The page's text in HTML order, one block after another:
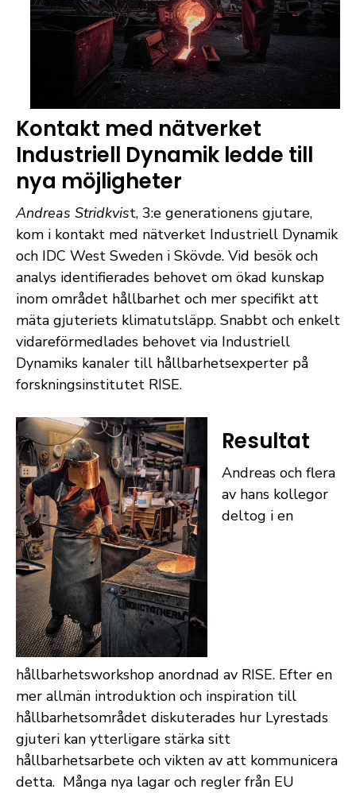
Kontakt med nätverket
Industriell Dynamik ledde till
nya möjligheter
Andreas Stridkvist, 3:e generationens gjutare,
kom i kontakt med nätverket Industriell Dynamik
och IDC West Sweden i Skövde. Vid besök och
analys identifierades behovet om ökad kunskap
inom området hållbarhet och mer specifikt att
mäta gjuteriets klimatutsläpp. Snabbt och enkelt
vidareförmedlades behovet via Industriell
Dynamiks kanaler till hållbarhetsexperter på
forskningsinstitutet RISE.
Resultat
Andreas och flera
av hans kollegor
deltog i en
hållbarhetsworkshop anordnad av RISE. Efter en
mer allmän introduktion och inspiration till
hållbarhetsområdet diskuterades hur Lyrestads
gjuteri kan ytterligare stärka sitt
hållbarhetsarbete och vikten av att kommunicera
detta. Många nya lagar och regler från EU